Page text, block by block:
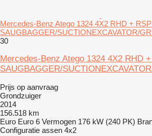
Mercedes-Benz Atego 1324 4X2 RHD +
SAUGBAGGER/SUCTIONEXCAVATOR/
30
Mercedes-Benz Atego 1324 4X2 RHD
SAUGBAGGER/
Prijs op aanvraag
Grondzuiger
2014
156.518 km
Euro Euro 6 Vermogen 176 kW (240 PK)
Configuratie assen 4x2